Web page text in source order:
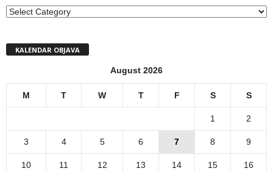
MENI
KALENDAR OBJAVA
August 2026
M T W T F S S
1 2
3 4 5 6 7 8 9
10 11 12 13 14 15 16